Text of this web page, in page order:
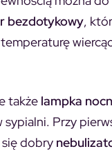
bezdotykowy,
także lampka
Przy
dobry